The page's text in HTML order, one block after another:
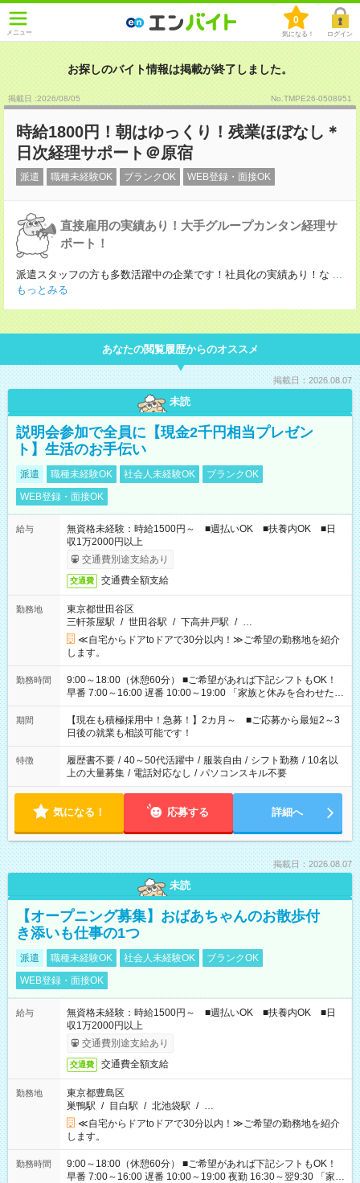
メニュー
0
気になる！ ログイン
お探しのバイト情報は掲載が終了しました。
掲載日 :2026/08/05 No.TMPE26-0508951
時給1800円！朝はゆっくり！残業ほぼなし＊
日次経理サポート＠原宿
派遣 職種未経験OK ブランクOK WEB登録・面接OK
直接雇用の実績あり！大手グループカンタン経理サ
ポート！
派遣スタッフの方も多数活躍中の企業です！社員化の実績あり！な ...
もっとみる
あなたの閲覧履歴からのオススメ
掲載日：2026.08.07
未読
説明会参加で全員に【現金2千円相当プレゼン
ト】生活のお手伝い
派遣 職種未経験OK 社会人未経験OK
ブランクOK
WEB登録・面接OK
給与
無資格未経験：時給1500円～ ■週払いOK ■扶養内OK ■日
収1万2000円以上
交通費別途支給あり
交通費 交通費全額支給
勤務地
東京都世田谷区
三軒茶屋駅 / 世田谷駅 / 下高井戸駅 / …
≪自宅からドアtoドアで30分以内！≫ご希望の勤務地を紹介
します。
勤務時間
9:00～18:00（休憩60分） ■ご希望があれば下記シフトもOK！
早番 7:00～16:00 遅番 10:00～19:00 「家族と休みを合わせた
い」 「余裕を持って夕飯の準備がしたい」 「できれば残業はし
たくない」 など、ご希望を教えてくださいね。 ※Wワーク希望
の方へ 今ご覧のお仕事で希望する勤務時間と、もう1つのお仕事
の勤務時間。 合計で週40時間を超える場合は応募できません。
期間
【現在も積極採用中！急募！】2カ月～ ■ご応募から最短2～3
日後の就業も相談可能です！
特徴 履歴書不要 / 40～50代活躍中 / 服装自由 / シフト勤務 / 10名以
上の大量募集 / 電話対応なし / パソコンスキル不要
気になる！ 応募する 詳細へ
掲載日：2026.08.07
未読
【オープニング募集】おばあちゃんのお散歩付
き添いも仕事の1つ
派遣 職種未経験OK 社会人未経験OK
ブランクOK
WEB登録・面接OK
給与
無資格未経験：時給1500円～ ■週払いOK ■扶養内OK ■日
収1万2000円以上
交通費別途支給あり
交通費 交通費全額支給
勤務地
東京都豊島区
巣鴨駅 / 目白駅 / 北池袋駅 / …
≪自宅からドアtoドアで30分以内！≫ご希望の勤務地を紹介
します。
勤務時間
9:00～18:00（休憩60分） ■ご希望があれば下記シフトもOK！
早番 7:00～16:00 遅番 10:00～19:00 夜勤 16:30～翌9:30 「家族